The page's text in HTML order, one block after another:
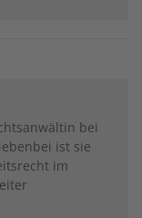
bei
ist sie
im